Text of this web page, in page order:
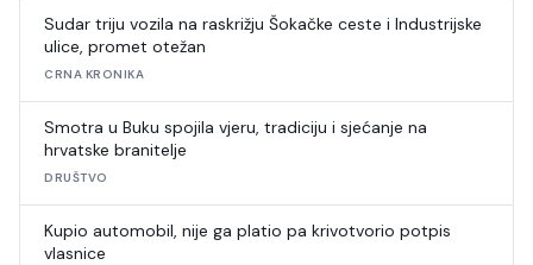
Sudar triju vozila na raskrižju Šokačke ceste i Industrijske
ulice, promet otežan
CRNA KRONIKA
Smotra u Buku spojila vjeru, tradiciju i sjećanje na
hrvatske branitelje
DRUŠTVO
Kupio automobil, nije ga platio pa krivotvorio potpis
vlasnice